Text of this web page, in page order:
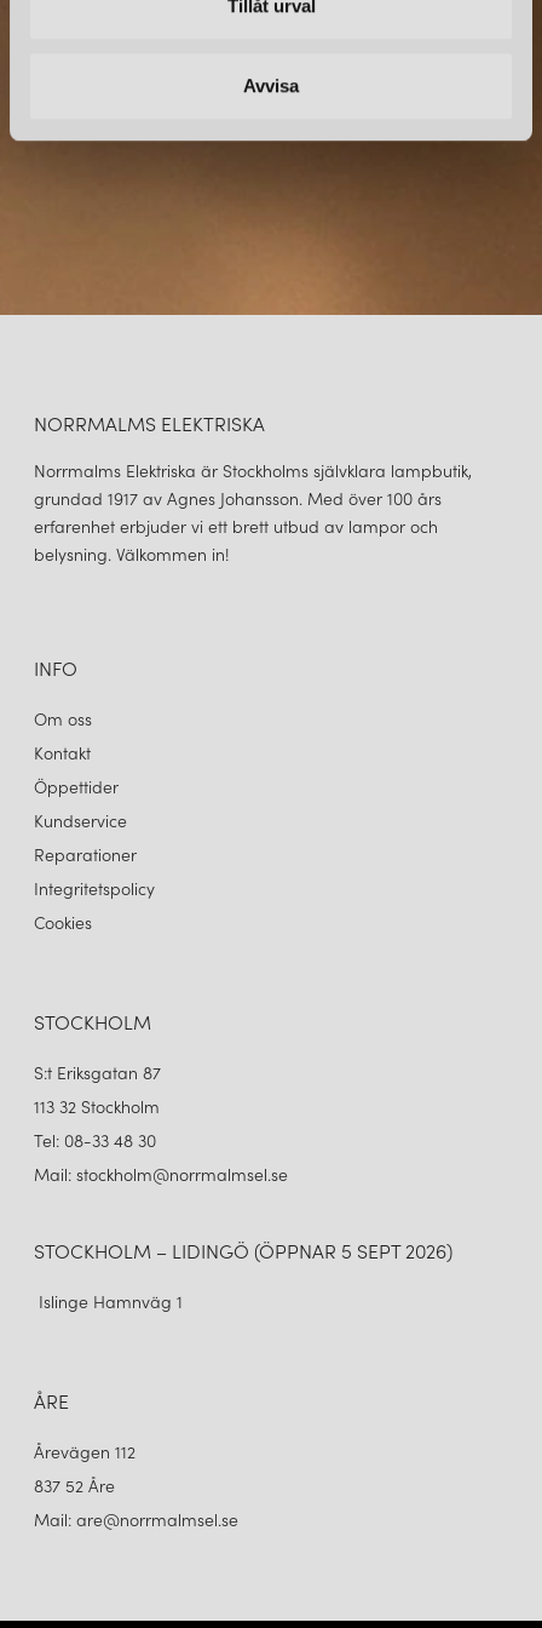
Tillåt urval
Avvisa
Prenumerera – Spännande nyheter och fina erbjudanden
NORRMALMS ELEKTRISKA
Norrmalms Elektriska är Stockholms självklara lampbutik,
grundad 1917 av Agnes Johansson. Med över 100 års
erfarenhet erbjuder vi ett brett utbud av lampor och
belysning. Välkommen in!
INFO
Om oss
Kontakt
Öppettider
Kundservice
Reparationer
Integritetspolicy
Cookies
STOCKHOLM
S:t Eriksgatan 87
113 32 Stockholm
Tel: 08-33 48 30
Mail: stockholm@norrmalmsel.se
STOCKHOLM – LIDINGÖ (ÖPPNAR 5 SEPT 2026)
Islinge Hamnväg 1
ÅRE
Årevägen 112
837 52 Åre
Mail: are@norrmalmsel.se